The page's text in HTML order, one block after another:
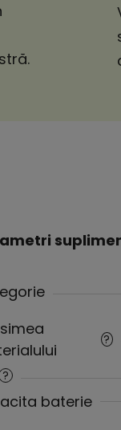
?
?
baterie